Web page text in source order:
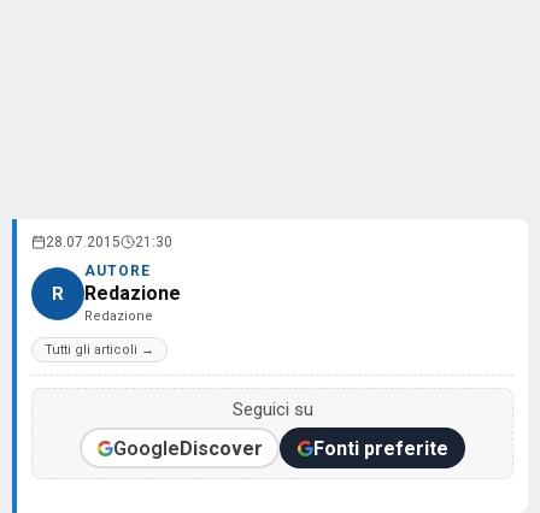
28.07.2015 21:30
R
AUTORE
Redazione
Redazione
Tutti gli articoli →
Seguici su
GoogleDiscover Fonti preferite